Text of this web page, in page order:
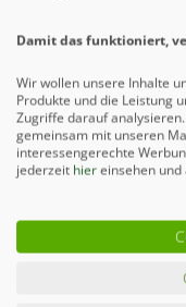
Damit das funktioniert,
Wir wollen unsere Inhalte
Produkte und die Leistung
Zugriffe darauf
gemeinsam mit unseren
interessengerechte
jederzeit hiereinsehen und